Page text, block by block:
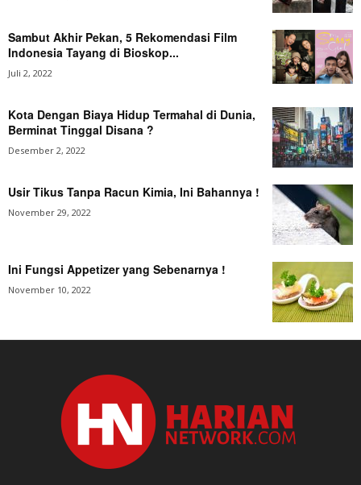
Sambut Akhir Pekan, 5 Rekomendasi Film
Indonesia Tayang di Bioskop...
Juli 2, 2022
Kota Dengan Biaya Hidup Termahal di Dunia,
Berminat Tinggal Disana ?
Desember 2, 2022
Usir Tikus Tanpa Racun Kimia, Ini Bahannya !
November 29, 2022
Ini Fungsi Appetizer yang Sebenarnya !
November 10, 2022